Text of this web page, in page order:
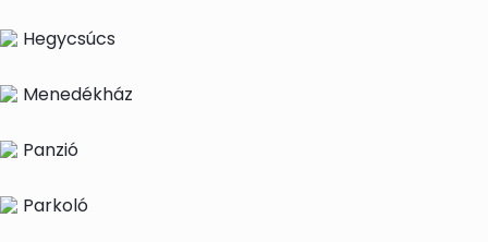
Hegycsúcs
Menedékház
Panzió
Parkoló